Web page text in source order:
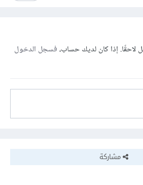
لاحقًا. إذا كان لديك حساب،فسجل الدخول
مشاركة